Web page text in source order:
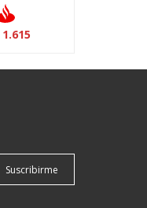
1.615
Suscribirme